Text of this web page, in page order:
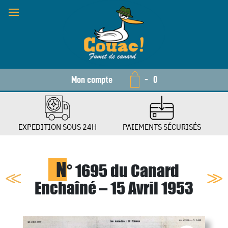
Mon compte - 0
EXPEDITION SOUS 24H PAIEMENTS SÉCURISÉS
N° 1695 du Canard
Enchaîné – 15 Avril 1953